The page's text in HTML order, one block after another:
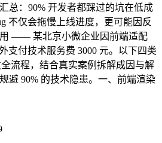
总：90% 开发者都踩过的坑在低成
不仅会拖慢上线进度，更可能因反
—— 某北京小微企业因前端适配
支付技术服务费 3000 元。以下四类
流程，结合真实案例拆解成因与解
避 90% 的技术隐患。一、前端渲染